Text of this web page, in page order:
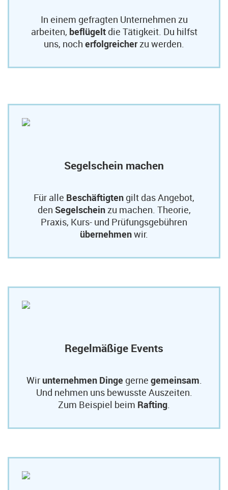
In einem gefragten Unternehmen zu
arbeiten, beflügelt die Tätigkeit. Du hilfst
uns, noch erfolgreicherzu werden.
Segelschein machen
Für alle Beschäftigten gilt das Angebot,
den Segelscheinzu machen. Theorie,
Praxis, Kurs- und Prüfungsgebühren
übernehmenwir.
Regelmäßige Events
Wir unternehmen Dinge gerne gemeinsam.
Und nehmen uns bewusste Auszeiten.
Zum Beispiel beim Rafting.